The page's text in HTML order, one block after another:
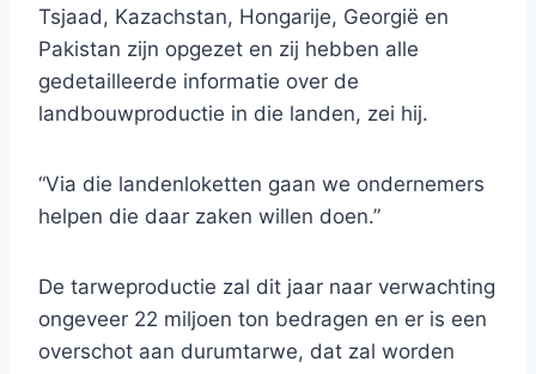
Tsjaad, Kazachstan, Hongarije, Georgië en
Pakistan zijn opgezet en zij hebben alle
gedetailleerde informatie over de
landbouwproductie in die landen, zei hij.
“Via die landenloketten gaan we ondernemers
helpen die daar zaken willen doen.”
De tarweproductie zal dit jaar naar verwachting
ongeveer 22 miljoen ton bedragen en er is een
overschot aan durumtarwe, dat zal worden